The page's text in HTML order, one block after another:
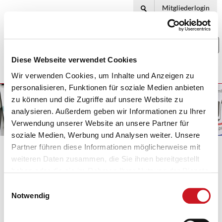
Diese Webseite verwendet Cookies
Wir verwenden Cookies, um Inhalte und Anzeigen zu
personalisieren, Funktionen für soziale Medien anbieten
zu können und die Zugriffe auf unsere Website zu
analysieren. Außerdem geben wir Informationen zu Ihrer
Verwendung unserer Website an unsere Partner für
soziale Medien, Werbung und Analysen weiter. Unsere
Partner führen diese Informationen möglicherweise mit
weiteren Daten zusammen, die Sie ihnen bereitgestellt
Notwendig
Mitgliederlogin
Ihr Standort: Home Presse Lacke & Farben aktuell Korro als Ausnahme